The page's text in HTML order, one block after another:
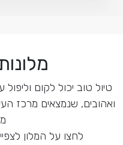
טיול טוב יכול לקום
ואהובים, שנמצאים מרכז
לחצו על המלון